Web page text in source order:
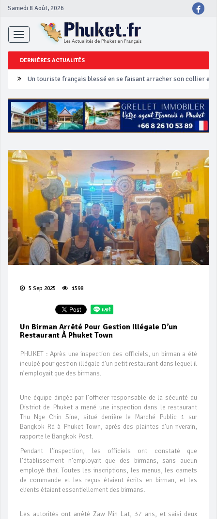
Samedi 8 Août, 2026
Toggle
navigation
DERNIÈRES ACTUALITÉS
Un touriste français blessé en se faisant arracher son collier en
Phuket Peranakan Festival
‘Phuket Eye’ assurera la sécurité pendant Songkran
Campagne de sécurité routière ‘Seven Days of Danger’ de
5 Sep 2025 1598
Un Birman Arrêté Pour Gestion Illégale D’un
Restaurant À Phuket Town
PHUKET : Après une inspection des officiels, un birman a été
inculpé pour gestion illégale d’un petit restaurant dans lequel il
n’employait que des birmans.
Une équipe dirigée par l’officier responsable de la sécurité du
District de Phuket a mené une inspection dans le restaurant
Thu Nge Chin Sine, situé derrière le Marché Public 1 sur
Bangkok Rd à Phuket Town, après des plaintes d’un riverain,
rapporte le Bangkok Post.
Pendant l’inspection, les officiels ont constaté que
l’établissement n’employait que des birmans, sans aucun
employé thaï. Toutes les inscriptions, les menus, les carnets
de commande et les reçus étaient écrits en birman, et les
clients étaient essentiellement des birmans.
Les autorités ont arrêté Zaw Min Lat, 37 ans, et saisi deux